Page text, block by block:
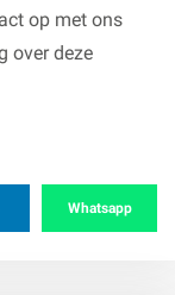
op met ons
over deze
Whatsapp